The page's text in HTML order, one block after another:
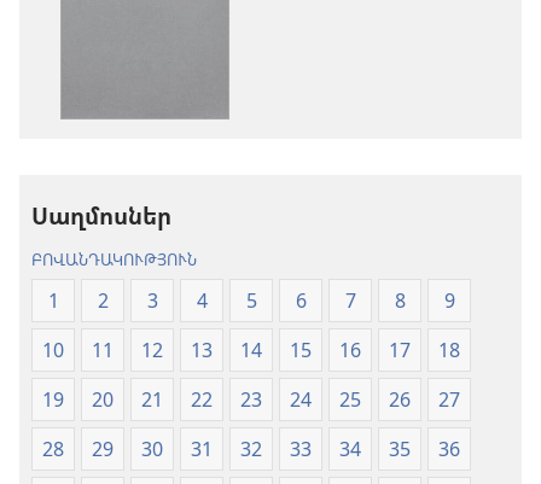
Սաղմոսներ
ԲՈՎԱՆԴԱԿՈՒԹՅՈՒՆ
1 2 3 4 5 6 7 8
9
10
11 12 13 14 15 16 17
18
19
20 21 22 23 24 25 26
27
28
29 30 31 32 33 34 35
36